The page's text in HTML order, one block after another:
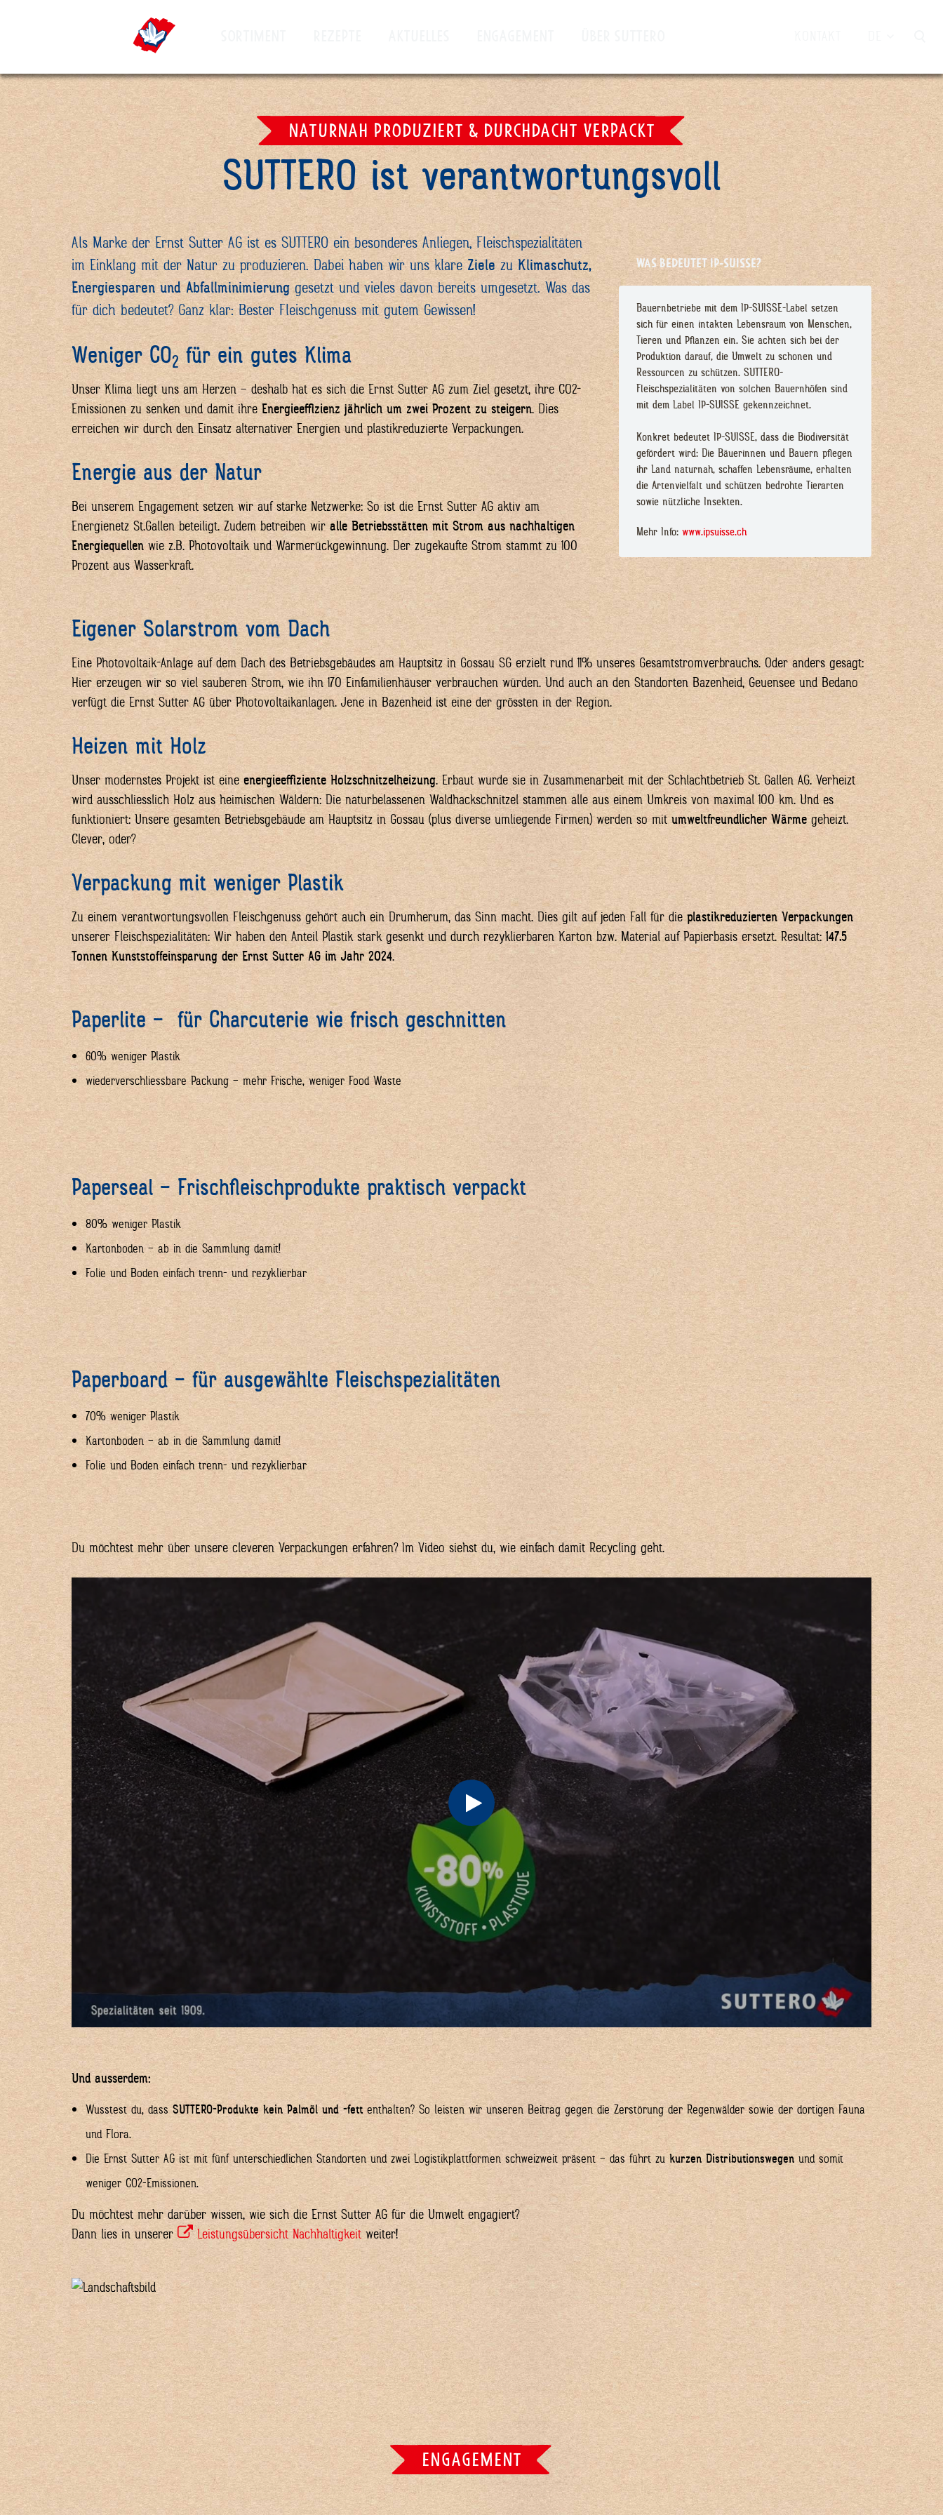
Skip
to
navigation
(Press
Enter)
Skip
to
main
content
(Press
Enter)
NATURNAH PRODUZIERT & DURCHDACHT VERPACKT
SUTTERO ist verantwortungsvoll
Als Marke der Ernst Sutter AG ist es SUTTERO ein besonderes Anliegen, Fleischspezialitäten
im Einklang mit der Natur zu produzieren. Dabei haben wir uns klareZiele zu Klimaschutz,
Energiesparen und Abfallminimierunggesetzt und vieles davon bereits umgesetzt. Was das
für dich bedeutet? Ganz klar: Bester Fleischgenuss mit gutem Gewissen!
Weniger CO2für ein gutes Klima
Unser Klima liegt uns am Herzen – deshalb hat es sich die Ernst Sutter AG zum Ziel gesetzt, ihre CO2-
Emissionen zu senken und damit ihreEnergieeffizienz jährlich um zwei Prozent zu steigern. Dies
erreichen wir durch den Einsatz alternativer Energien und plastikreduzierte Verpackungen.
Energie aus der Natur
Bei unserem Engagement setzen wir auf starke Netzwerke: So ist die Ernst Sutter AG aktiv am
Energienetz St.Gallen beteiligt. Zudem betreiben wiralle Betriebsstätten mit Strom aus nachhaltigen
Energiequellenwie z.B. Photovoltaik und Wärmerückgewinnung. Der zugekaufte Strom stammt zu 100
Prozent aus Wasserkraft.
WAS BEDEUTET IP-SUISSE?
Bauernbetriebe mit dem IP-SUISSE-Label setzen
sich für einen intakten Lebensraum von Menschen,
Tieren und Pflanzen ein. Sie achten sich bei der
Produktion darauf, die Umwelt zu schonen und
Ressourcen zu schützen. SUTTERO-
Fleischspezialitäten von solchen Bauernhöfen sind
mit dem Label IP-SUISSE gekennzeichnet.
Konkret bedeutet IP-SUISSE, dass die Biodiversität
gefördert wird: Die Bäuerinnen und Bauern pflegen
ihr Land naturnah, schaffen Lebensräume, erhalten
die Artenvielfalt und schützen bedrohte Tierarten
sowie nützliche Insekten.
Mehr Info: www.ipsuisse.ch
Eigener Solarstrom vom Dach
Eine Photovoltaik-Anlage auf dem Dach des Betriebsgebäudes am Hauptsitz in Gossau SG erzielt rund 11% unseres Gesamtstromverbrauchs. Oder anders gesagt:
Hier erzeugen wir so viel sauberen Strom, wie ihn 170 Einfamilienhäuser verbrauchen würden. Und auch an den Standorten Bazenheid, Geuensee und Bedano
verfügt die Ernst Sutter AG über Photovoltaikanlagen. Jene in Bazenheid ist eine der grössten in der Region.
Heizen mit Holz
Unser modernstes Projekt ist eine energieeffiziente Holzschnitzelheizung. Erbaut wurde sie in Zusammenarbeit mit der Schlacht­betrieb St. Gallen AG. Verheizt
wird ausschliesslich Holz aus heimischen Wäldern: Die naturbelassenen Waldhackschnitzel stammen alle aus einem Umkreis von maximal 100 km. Und es
funktioniert: Unsere gesamten Betriebsgebäude am Hauptsitz in Gossau (plus diverse umliegende Firmen) werden so mitumweltfreundlicher Wärmegeheizt.
Clever, oder?
Verpackung mit weniger Plastik
Zu einem verantwortungsvollen Fleischgenuss gehört auch ein Drumherum, das Sinn macht. Dies gilt auf jeden Fall für dieplastikreduzierten Verpackungen
unserer Fleischspezialitäten: Wir haben den Anteil Plastik stark gesenkt und durch rezyklierbaren Karton bzw. Material auf Papierbasis ersetzt. Resultat: 147.5
Tonnen Kunststoffeinsparung der Ernst Sutter AG im Jahr 2024.
Paperlite – für Charcuterie wie frisch geschnitten
60% weniger Plastik
wiederverschliessbare Packung – mehr Frische, weniger Food Waste
Paperseal – Frischfleischprodukte praktisch verpackt
80% weniger Plastik
Kartonboden – ab in die Sammlung damit!
Folie und Boden einfach trenn- und rezyklierbar
Paperboard – für ausgewählte Fleischspezialitäten
70% weniger Plastik
Kartonboden – ab in die Sammlung damit!
Folie und Boden einfach trenn- und rezyklierbar
Du möchtest mehr über unsere cleveren Verpackungen erfahren? Im Video siehst du, wie einfach damit Recycling geht.
Und ausserdem:
Wusstest du, dassSUTTERO-Produkte kein Palmöl und -fett enthalten? So leisten wir unseren Beitrag gegen die Zerstörung der Regenwälder sowie der dortigen Fauna
und Flora.
Die Ernst Sutter AG ist mit fünf unterschiedlichen Standorten und zwei Logistikplattformen schweizweit präsent – das führt zukurzen Distributionswegen und somit
weniger CO2-Emissionen.
Du möchtest mehr darüber wissen, wie sich die Ernst Sutter AG für die Umwelt engagiert?
Dann lies in unserer
Leistungsübersicht Nachhaltigkeitweiter!
ENGAGEMENT